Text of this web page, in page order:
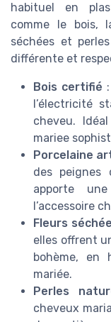
habituel en
comme le bois,
séchées et
différente et
Bois certifié
l’électricité
cheveu.
mariee
Porcelaine
des peignes
apporte
l’accessoire
Fleurs
elles offrent
bohème, en
mariée.
Perles
cheveux